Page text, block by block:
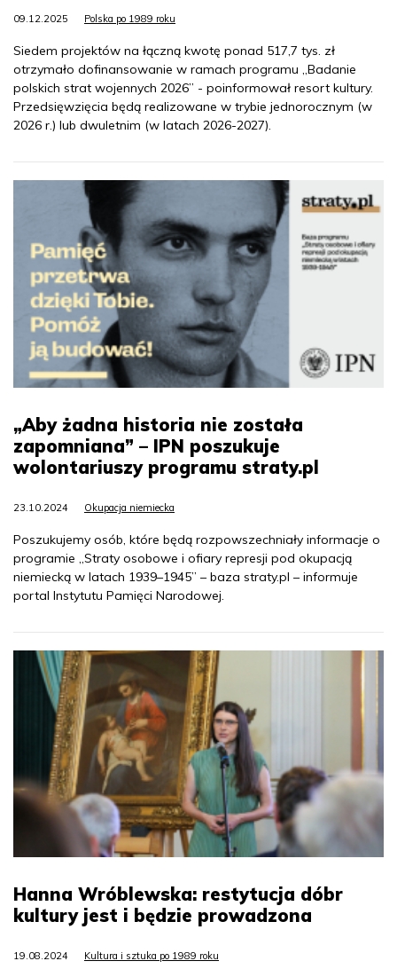
09.12.2025 Polska po 1989 roku
Siedem projektów na łączną kwotę ponad 517,7 tys. zł
otrzymało dofinansowanie w ramach programu „Badanie
polskich strat wojennych 2026” - poinformował resort kultury.
Przedsięwzięcia będą realizowane w trybie jednorocznym (w
2026 r.) lub dwuletnim (w latach 2026-2027).
„Aby żadna historia nie została
zapomniana” – IPN poszukuje
wolontariuszy programu straty.pl
23.10.2024 Okupacja niemiecka
Poszukujemy osób, które będą rozpowszechniały informacje o
programie „Straty osobowe i ofiary represji pod okupacją
niemiecką w latach 1939–1945” – baza straty.pl – informuje
portal Instytutu Pamięci Narodowej.
Hanna Wróblewska: restytucja dóbr
kultury jest i będzie prowadzona
19.08.2024 Kultura i sztuka po 1989 roku